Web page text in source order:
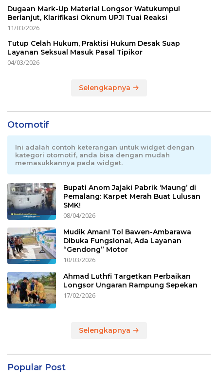
Dugaan Mark-Up Material Longsor Watukumpul
Berlanjut, Klarifikasi Oknum UPJI Tuai Reaksi
11/03/2026
Tutup Celah Hukum, Praktisi Hukum Desak Suap
Layanan Seksual Masuk Pasal Tipikor
04/03/2026
Selengkapnya
Otomotif
Ini adalah contoh keterangan untuk widget dengan
kategori otomotif, anda bisa dengan mudah
memasukkannya pada widget.
Bupati Anom Jajaki Pabrik ‘Maung’ di
Pemalang: Karpet Merah Buat Lulusan
SMK!
08/04/2026
Mudik Aman! Tol Bawen-Ambarawa
Dibuka Fungsional, Ada Layanan
“Gendong” Motor
10/03/2026
Ahmad Luthfi Targetkan Perbaikan
Longsor Ungaran Rampung Sepekan
17/02/2026
Selengkapnya
Popular Post